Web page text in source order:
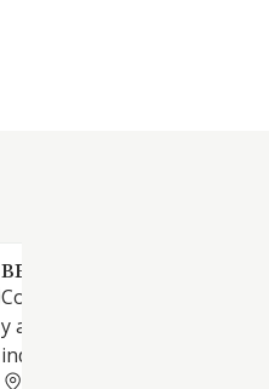
BERKOMAT SL
Comercialización de
y accesorios para maquinaria
industrial.